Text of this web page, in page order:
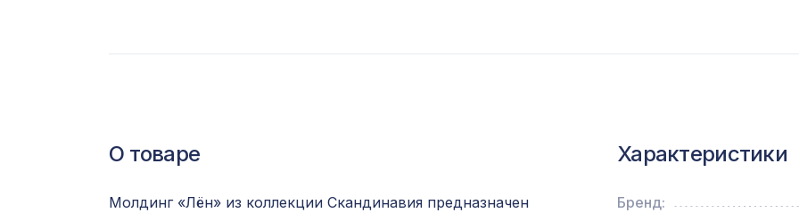
О товаре
Молдинг «Лён» из коллекции Скандинавия предназначен
Характеристики
Бренд: